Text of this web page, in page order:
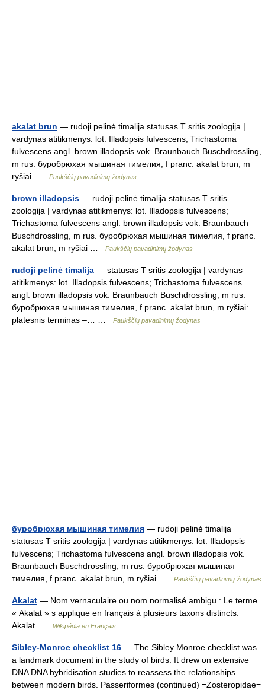
akalat brun — rudoji pelinė timalija statusas T sritis zoologija |
vardynas atitikmenys: lot. Illadopsis fulvescens; Trichastoma
fulvescens angl. brown illadopsis vok. Braunbauch Buschdrossling,
m rus. буробрюхая мышиная тимелия, f pranc. akalat brun, m
ryšiai …
Paukščių pavadinimų žodynas
brown illadopsis — rudoji pelinė timalija statusas T sritis
zoologija | vardynas atitikmenys: lot. Illadopsis fulvescens;
Trichastoma fulvescens angl. brown illadopsis vok. Braunbauch
Buschdrossling, m rus. буробрюхая мышиная тимелия, f pranc.
akalat brun, m ryšiai …
Paukščių pavadinimų žodynas
rudoji pelinė timalija — statusas T sritis zoologija | vardynas
atitikmenys: lot. Illadopsis fulvescens; Trichastoma fulvescens
angl. brown illadopsis vok. Braunbauch Buschdrossling, m rus.
буробрюхая мышиная тимелия, f pranc. akalat brun, m ryšiai:
platesnis terminas –… …
Paukščių pavadinimų žodynas
буробрюхая мышиная тимелия — rudoji pelinė timalija
statusas T sritis zoologija | vardynas atitikmenys: lot. Illadopsis
fulvescens; Trichastoma fulvescens angl. brown illadopsis vok.
Braunbauch Buschdrossling, m rus. буробрюхая мышиная
тимелия, f pranc. akalat brun, m ryšiai …
Paukščių pavadinimų žodynas
Akalat — Nom vernaculaire ou nom normalisé ambigu : Le terme
« Akalat » s applique en français à plusieurs taxons distincts.
Akalat …
Wikipédia en Français
Sibley-Monroe checklist 16 — The Sibley Monroe checklist was
a landmark document in the study of birds. It drew on extensive
DNA DNA hybridisation studies to reassess the relationships
between modern birds. Passeriformes (continued) =Zosteropidae=